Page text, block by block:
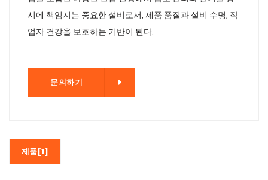
시에 책임지는 중요한 설비로서, 제품 품질과 설비 수명, 작
업자 건강을 보호하는 기반이 된다.
문의하기
제품[1]